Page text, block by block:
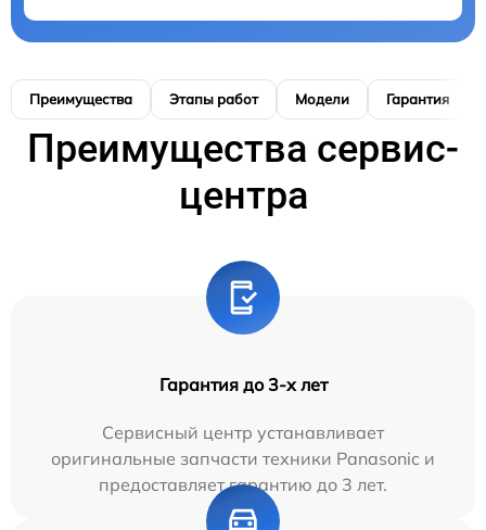
Преимущества Этапы работ Модели Гарантия
Преимущества сервис-
центра
Гарантия до 3-х лет
Сервисный центр устанавливает
оригинальные запчасти техники Panasonic и
предоставляет гарантию до 3 лет.